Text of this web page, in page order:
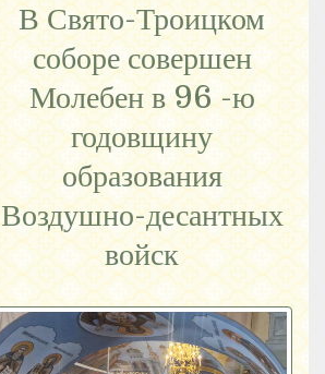
В Свято-Троицком
соборе совершен
Молебен в 96 -ю
годовщину
образования
Воздушно-десантных
войск